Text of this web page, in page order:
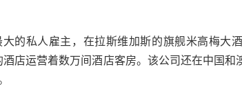
的私人雇主，在拉斯维加斯的旗舰米高梅大
店运营着数万间酒店客房。该公司还在中国和